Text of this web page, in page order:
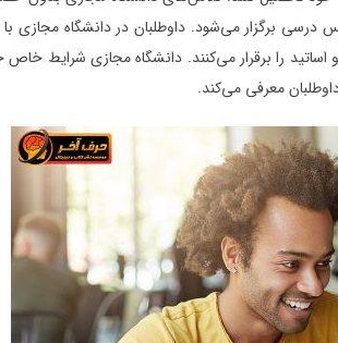
برگزار می‌شود. داوطلبان در دانشگاه مجازی با
را برقرار می‌کنند. دانشگاه مجازی شرایط
معرفی می‌کند.